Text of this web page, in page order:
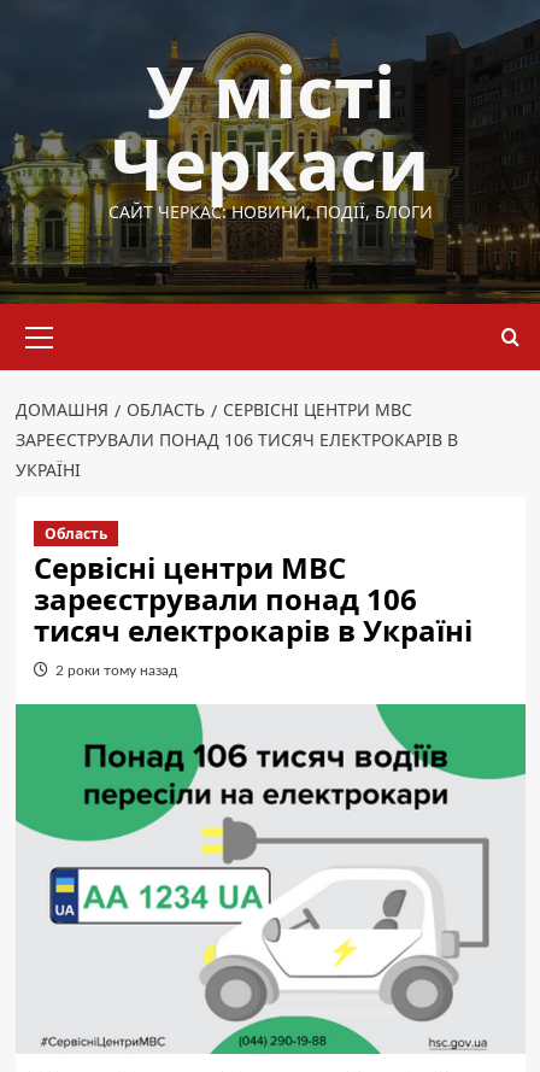
У місті
Черкаси
САЙТ ЧЕРКАС: НОВИНИ, ПОДІЇ, БЛОГИ
меню
ДОМАШНЯ ОБЛАСТЬ
СЕРВІСНІ ЦЕНТРИ МВС
ЗАРЕЄСТРУВАЛИ ПОНАД 106 ТИСЯЧ ЕЛЕКТРОКАРІВ В
УКРАЇНІ
Область
Сервісні центри МВС
зареєстрували понад 106
тисяч електрокарів в Україні
2 роки тому назад